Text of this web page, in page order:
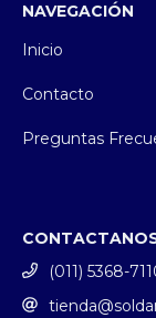
NAVEGACIÓN
Inicio
Contacto
Preguntas
(011) 5368-